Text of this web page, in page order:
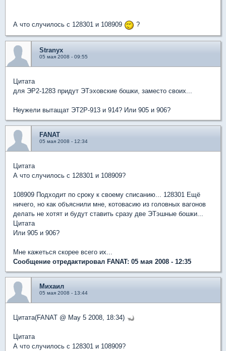
А что случилось с 128301 и 108909 ?
Stranyx
05 мая 2008 - 09:55
Цитата
для ЭР2-1283 придут ЭТэховские бошки, заместо своих...
Неужели вытащат ЭТ2Р-913 и 914? Или 905 и 906?
FANAT
05 мая 2008 - 12:34
Цитата
А что случилось с 128301 и 108909?
108909 Подходит по сроку к своему списанию... 128301 Ещё
ничего, но как объяснили мне, котовасию из головных вагонов
делать не хотят и будут ставить сразу две ЭТэшные бошки...
Цитата
Или 905 и 906?
Мне кажеться скорее всего их...
Сообщение отредактировал FANAT: 05 мая 2008 - 12:35
Михаил
05 мая 2008 - 13:44
Цитата(FANAT @ May 5 2008, 18:34)
Цитата
А что случилось с 128301 и 108909?